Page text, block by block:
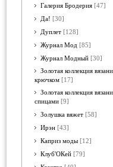
Галерия Бродерия [47]
Да! [30]
Дуплет [128]
Журнал Мод [85]
Журнал Модный [30]
Золотая коллекция
крючком [17]
Золотая коллекция
спицами [9]
Золушка вяжет [58]
Ирэн [43]
Каприз моды [12]
Клуб'ОКей [79]